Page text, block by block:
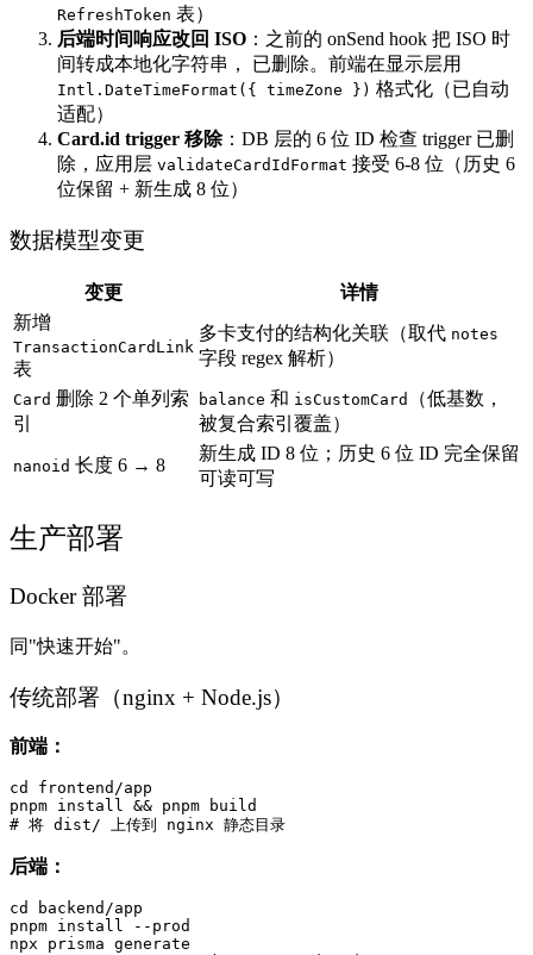
RefreshToken 表）
后端时间响应改回 ISO ：之前的 onSend hook 把 ISO 时
间转成本地化字符串， 已删除。前端在显示层用
Intl.DateTimeFormat({ timeZone }) 格式化（已自动
适配）
Card.id trigger 移除：DB 层的 6 位 ID 检查 trigger 已删
除，应用层 validateCardIdFormat 接受 6-8 位（历史 6
位保留 + 新生成 8 位）
数据模型变更
变更
详情
新增
TransactionCardLink
表
多卡支付的结构化关联（取代 notes
字段 regex 解析）
Card 删除 2 个单列索
引
balance 和 isCustomCard
（低基数，
被复合索引覆盖）
nanoid 长度 6 → 8
新生成 ID 8 位；历史 6 位 ID 完全保留
可读可写
生产部署
Docker 部署
同"快速开始"。
传统部署（nginx + Node.js）
前端：
cd frontend/app
pnpm install && pnpm build
后端：
cd backend/app
pnpm install --prod
npx prisma generate